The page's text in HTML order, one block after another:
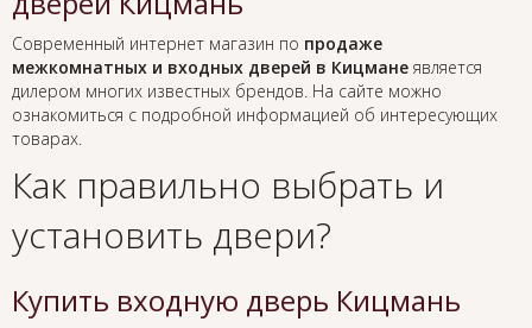
Современный интернет магазин по продаже
межкомнатных и входных дверей в Кицмане является
дилером многих известных брендов. На сайте можно
ознакомиться с подробной информацией об интересующих
товарах.
Как правильно выбрать и
установить двери?
Купить входную дверь Кицмань